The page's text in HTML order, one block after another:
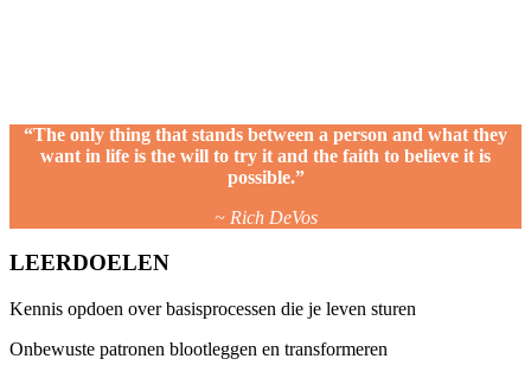
“The only thing that stands between a person and what they
want in life is the will to try it and the faith to believe it is
possible.”
~ Rich DeVos
LEERDOELEN
Kennis opdoen over basisprocessen die je leven sturen
Onbewuste patronen blootleggen en transformeren